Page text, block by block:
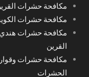
مكافحة حشرات القرين
مكافحة حشرات
مكافحة حشرات هندي
القرين
مكافحة حشرات
الحشرات